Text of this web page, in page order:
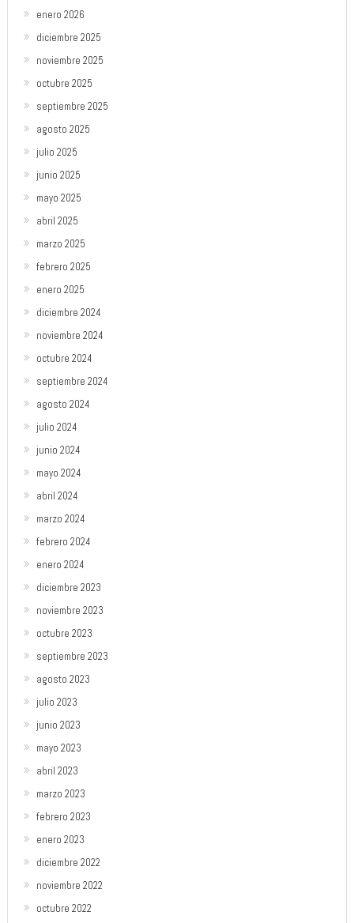
enero 2026
diciembre 2025
noviembre 2025
octubre 2025
septiembre 2025
agosto 2025
julio 2025
junio 2025
mayo 2025
abril 2025
marzo 2025
febrero 2025
enero 2025
diciembre 2024
noviembre 2024
octubre 2024
septiembre 2024
agosto 2024
julio 2024
junio 2024
mayo 2024
abril 2024
marzo 2024
febrero 2024
enero 2024
diciembre 2023
noviembre 2023
octubre 2023
septiembre 2023
agosto 2023
julio 2023
junio 2023
mayo 2023
abril 2023
marzo 2023
febrero 2023
enero 2023
diciembre 2022
noviembre 2022
octubre 2022